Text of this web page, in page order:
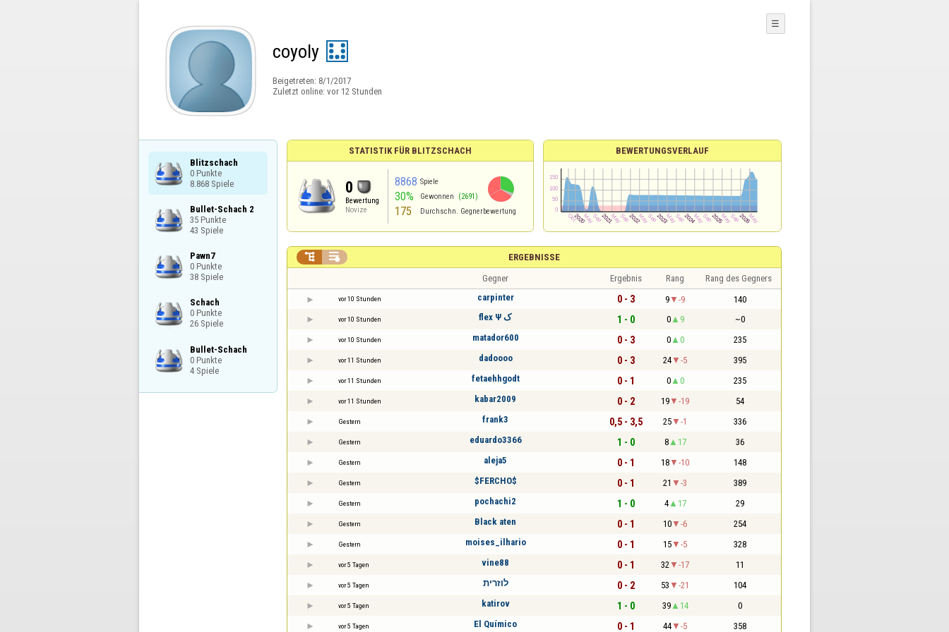
coyoly
Beigetreten: 8/1/2017
Zuletzt online: vor 12 Stunden
☰
Blitzschach
0 Punkte
8.868 Spiele
Bullet-Schach 2
35 Punkte
43 Spiele
Pawn7
0 Punkte
38 Spiele
Schach
0 Punkte
26 Spiele
Bullet-Schach
0 Punkte
4 Spiele
STATISTIK FÜR BLITZSCHACH
0
Bewertung
Novize
8868 Spiele
30% Gewonnen (2691)
175 Durchschn. Gegnerbewertung
BEWERTUNGSVERLAUF
ERGEBNISSE
 
Gegner Ergebnis Rang Rang des Gegners
vor 10 Stunden carpinter 0 - 3 9 -9 140
vor 10 Stunden flex Ψ ک 1 - 0 0 9 ~0
vor 10 Stunden matador600 0 - 3 0 0 235
vor 11 Stunden dadoooo 0 - 3 24 -5 395
vor 11 Stunden fetaehhgodt 0 - 1 0 0 235
vor 11 Stunden kabar2009 0 - 2 19 -19 54
Gestern frank3 0,5 - 3,5 25 -1 336
Gestern eduardo3366 1 - 0 8 17 36
Gestern aleja5 0 - 1 18 -10 148
Gestern $FERCHO$ 0 - 1 21 -3 389
Gestern pochachi2 1 - 0 4 17 29
Gestern Black aten 0 - 1 10 -6 254
Gestern moises_ilhario 0 - 1 15 -5 328
vor 5 Tagen vine88 0 - 1 32 -17 11
vor 5 Tagen לוזרית 0 - 2 53 -21 104
vor 5 Tagen katirov 1 - 0 39 14 0
vor 5 Tagen El Químico 0 - 1 44 -5 358